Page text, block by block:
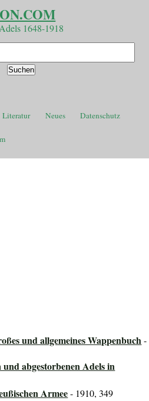
1648-1918
Literatur Neues Datenschutz
und allgemeines Wappenbuch-
abgestorbenen Adels in
Armee- 1910, 349